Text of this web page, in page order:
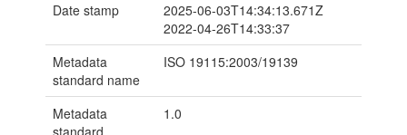
Date stamp
2025-06-03T14:34:13.671Z
2022-04-26T14:33:37
Metadata
standard name
ISO 19115:2003/19139
Metadata
1.0